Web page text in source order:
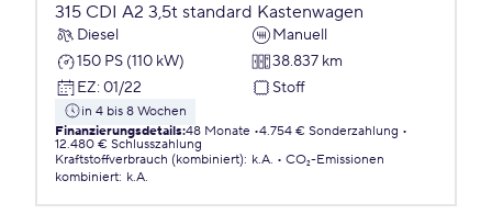
315 CDI A2 3,5t standard Kastenwagen
Diesel
Manuell
150 PS (110 kW)
38.837 km
EZ: 01/22 Stoff
in 4 bis 8 Wochen
Finanzierungsdetails:48 Monate 4.754 € Sonderzahlung
12.480 € Schlusszahlung
Kraftstoffverbrauch (kombiniert): k.A.
CO₂-Emissionen
kombiniert: k.A.